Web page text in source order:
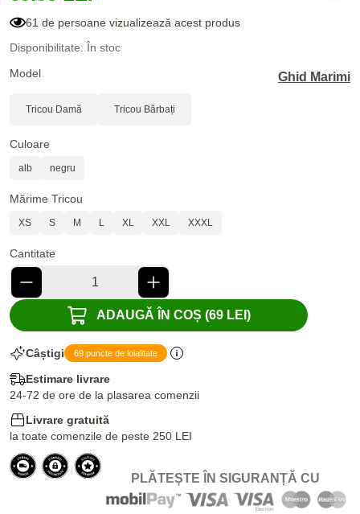
61 de persoane vizualizează acest produs
Disponibilitate: În stoc
Model
Ghid Marimi
Tricou Damă Tricou Bărbați
Culoare
alb negru
Mărime Tricou
XS S M L XL XXL XXXL
Cantitate
ADAUGĂ ÎN COȘ (69 LEI)
Câștigi 69 puncte de loialitate
Estimare livrare
24-72 de ore de la plasarea comenzii
Livrare gratuită
la toate comenzile de peste 250 LEI
PLĂTEȘTE ÎN SIGURANȚĂ CU